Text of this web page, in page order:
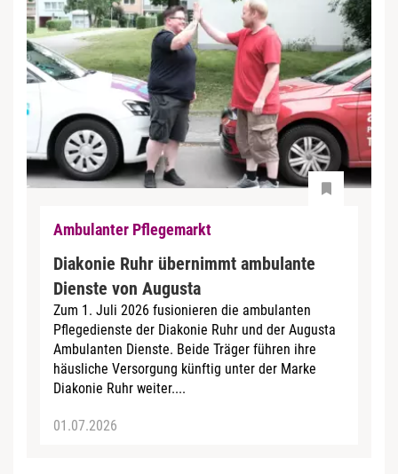
Ambulanter Pflegemarkt
Diakonie Ruhr übernimmt ambulante
Dienste von Augusta
Zum 1. Juli 2026 fusionieren die ambulanten
Pflegedienste der Diakonie Ruhr und der Augusta
Ambulanten Dienste. Beide Träger führen ihre
häusliche Versorgung künftig unter der Marke
Diakonie Ruhr weiter....
01.07.2026